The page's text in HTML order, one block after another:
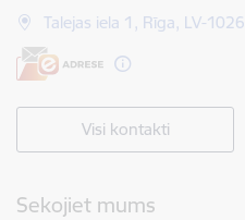
Talejas iela 1, Rīga, LV-1026
Visi kontakti
Sekojiet mums